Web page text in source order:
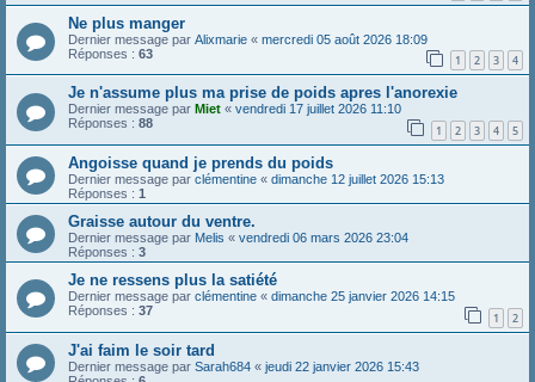
Ne plus manger
Dernier message par Alixmarie « mercredi 05 août 2026 18:09
Réponses : 63 1 2 3 4
Je n'assume plus ma prise de poids apres l'anorexie
Dernier message par Miet « vendredi 17 juillet 2026 11:10
Réponses : 88 1 2 3 4 5
Angoisse quand je prends du poids
Dernier message par clémentine « dimanche 12 juillet 2026 15:13
Réponses : 1
Graisse autour du ventre.
Dernier message par Melis « vendredi 06 mars 2026 23:04
Réponses : 3
Je ne ressens plus la satiété
Dernier message par clémentine « dimanche 25 janvier 2026 14:15
Réponses : 37 1 2
J'ai faim le soir tard
Dernier message par Sarah684 « jeudi 22 janvier 2026 15:43